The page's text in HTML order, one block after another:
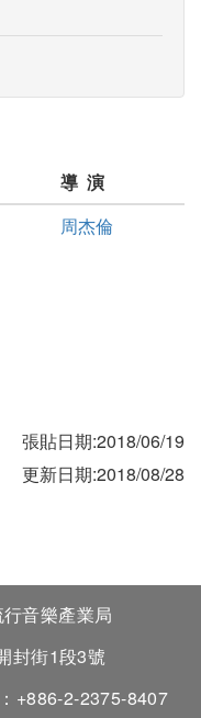
導 演
周杰倫
張貼日期:2018/06/19
更新日期:2018/08/28
音樂產業局
封街1段3號
+886-2-2375-8407